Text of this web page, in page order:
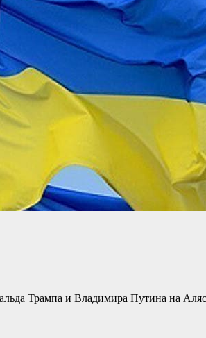
Трампа и Владимира Путина на